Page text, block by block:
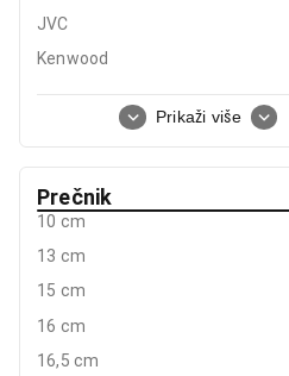
Sport i putovanje
Sve za kuću i baštu
Vesa
Prikaži više
JVC
Kenwood
Pioneer
Prečnik
10 cm
13 cm
15 cm
16 cm
16,5 cm